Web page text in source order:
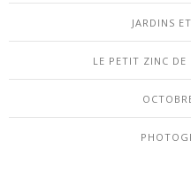
JARDINS
LE PETIT ZINC DE